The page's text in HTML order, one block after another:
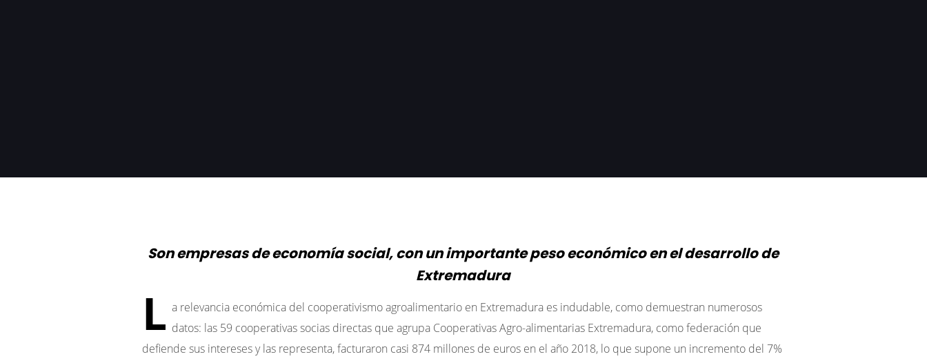
Son empresas de economía social, con un importante peso económico en el desarrollo de
Extremadura
L a relevancia económica del cooperativismo agroalimentario en Extremadura es indudable, como demuestran numerosos
datos: las 59 cooperativas socias directas que agrupa Cooperativas Agro-alimentarias Extremadura, como federación que
defiende sus intereses y las representa, facturaron casi 874 millones de euros en el año 2018, lo que supone un incremento del 7%